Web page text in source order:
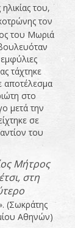
του,
τον
του Μωριά
τάχτηκε
στο
μετά την
σε
του
Μήτρος
στη
(Σωκράτης
Αθηνών)